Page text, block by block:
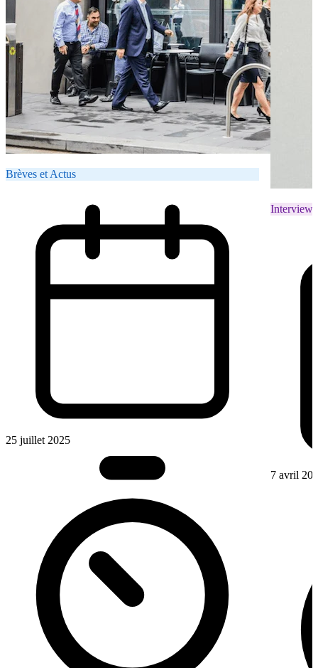
Brèves et Actus
25 juillet 2025
Interviews
7 avril